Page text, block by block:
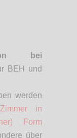
bei
BEH und
werden
in
Form
über